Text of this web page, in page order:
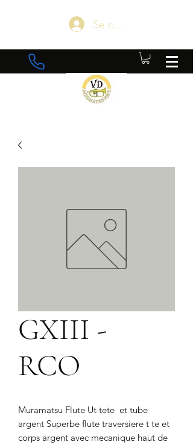
Se connecter
GXIII -
RCO
Muramatsu Flute Ut tete  et tube
argent Superbe flute traversiere t te et
corps argent avec mecanique haut de